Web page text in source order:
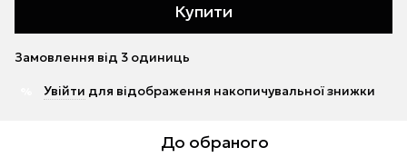
Купити
Замовлення від 3 одиниць
Увійти для відображення накопичувальної знижки
До обраного